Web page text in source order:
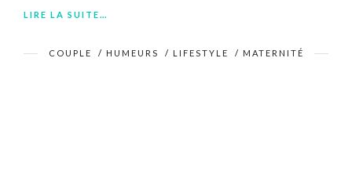
LIRE LA SUITE…
COUPLE / HUMEURS / LIFESTYLE / MATERNITÉ